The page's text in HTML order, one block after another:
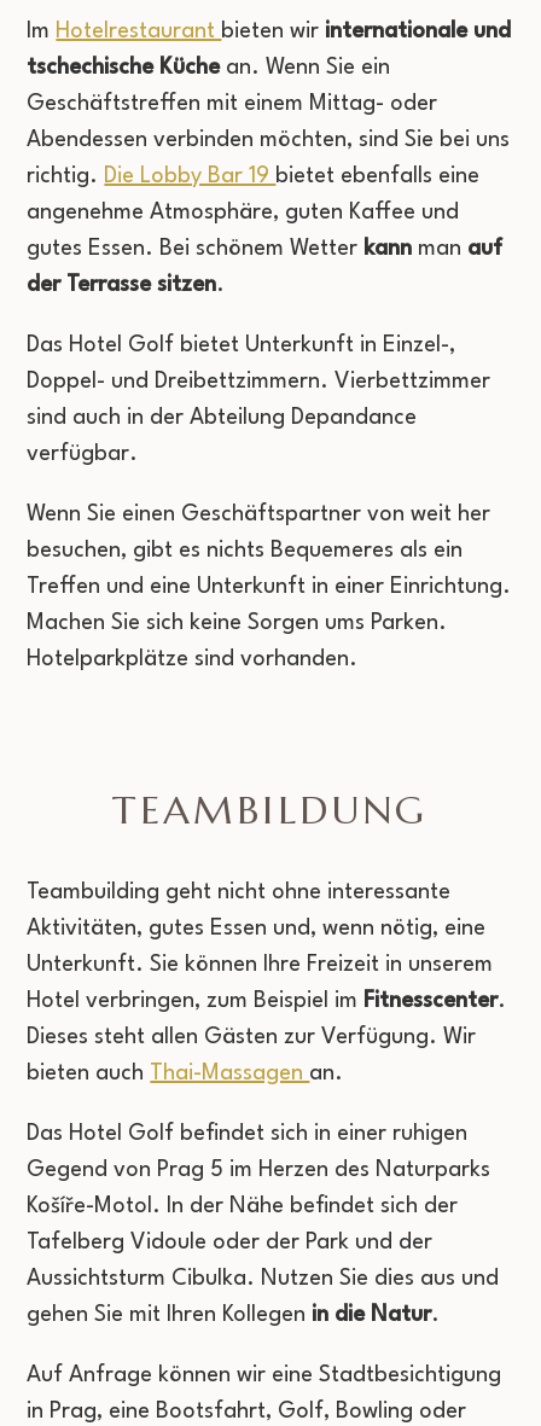
Im Hotelrestaurant bieten wir internationale und
tschechische Küche an. Wenn Sie ein
Geschäftstreffen mit einem Mittag- oder
Abendessen verbinden möchten, sind Sie bei uns
richtig. Die Lobby Bar 19 bietet ebenfalls eine
angenehme Atmosphäre, guten Kaffee und
gutes Essen. Bei schönem Wetter kann man auf
der Terrasse sitzen.
Das Hotel Golf bietet Unterkunft in Einzel-,
Doppel- und Dreibettzimmern. Vierbettzimmer
sind auch in der Abteilung Depandance
verfügbar.
Wenn Sie einen Geschäftspartner von weit her
besuchen, gibt es nichts Bequemeres als ein
Treffen und eine Unterkunft in einer Einrichtung.
Machen Sie sich keine Sorgen ums Parken.
Hotelparkplätze sind vorhanden.
TEAMBILDUNG
Teambuilding geht nicht ohne interessante
Aktivitäten, gutes Essen und, wenn nötig, eine
Unterkunft. Sie können Ihre Freizeit in unserem
Hotel verbringen, zum Beispiel im Fitnesscenter.
Dieses steht allen Gästen zur Verfügung. Wir
bieten auch
Thai-Massagen an.
Das Hotel Golf befindet sich in einer ruhigen
Gegend von Prag 5 im Herzen des Naturparks
Košíře-Motol. In der Nähe befindet sich der
Tafelberg Vidoule oder der Park und der
Aussichtsturm Cibulka. Nutzen Sie dies aus und
gehen Sie mit Ihren Kollegen in die Natur.
Auf Anfrage können wir eine Stadtbesichtigung
in Prag, eine Bootsfahrt, Golf, Bowling oder